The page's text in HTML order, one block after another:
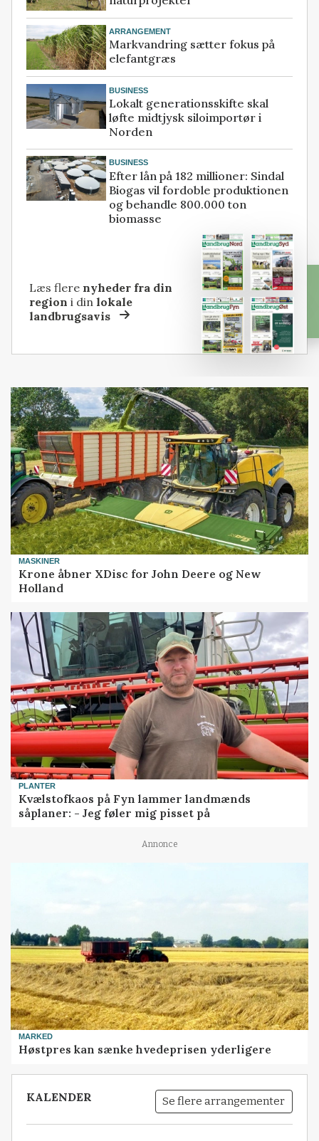
ARRANGEMENT
Markvandring sætter fokus på
elefantgræs
BUSINESS
Lokalt generationsskifte skal
løfte midtjysk siloimportør i
Norden
BUSINESS
Efter lån på 182 millioner: Sindal
Biogas vil fordoble produktionen
og behandle 800.000 ton
biomasse
Læs flere nyheder fra din
region i dinlokale
landbrugsavis
MASKINER
Krone åbner XDisc for John Deere og New
Holland
PLANTER
Kvælstofkaos på Fyn lammer landmænds
såplaner: - Jeg føler mig pisset på
Annonce
MARKED
Høstpres kan sænke hvedeprisen yderligere
KALENDER Se flere arrangementer